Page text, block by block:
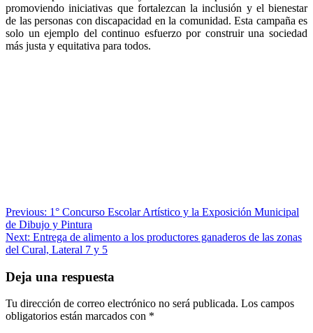
promoviendo iniciativas que fortalezcan la inclusión y el bienestar
de las personas con discapacidad en la comunidad. Esta campaña es
solo un ejemplo del continuo esfuerzo por construir una sociedad
más justa y equitativa para todos.
Navegación
de
entradas
Previous: 1° Concurso Escolar Artístico y la Exposición Municipal
de Dibujo y Pintura
Next: Entrega de alimento a los productores ganaderos de las zonas
del Cural, Lateral 7 y 5
Deja una respuesta
Tu dirección de correo electrónico no será publicada. Los campos
obligatorios están marcados con *